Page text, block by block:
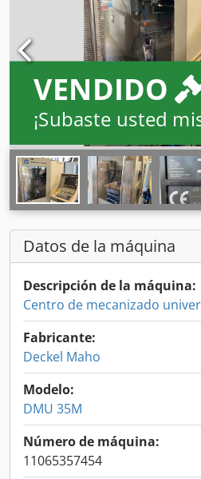
VENDIDO
¡Subaste usted
Datos de la máquina
Descripción de la máquina:
Centro de mecanizado
Fabricante:
Deckel Maho
Modelo:
DMU 35M
Número de máquina:
11065357454